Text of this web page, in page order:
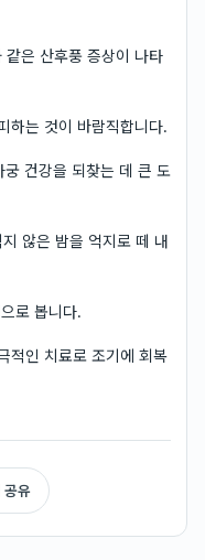
같은 산후풍 증상이 나타
하는 것이 바람직합니다.
건강을 되찾는 데 큰 도
않은 밤을 억지로 떼 내
로 봅니다.
적인 치료로 조기에 회복
공유